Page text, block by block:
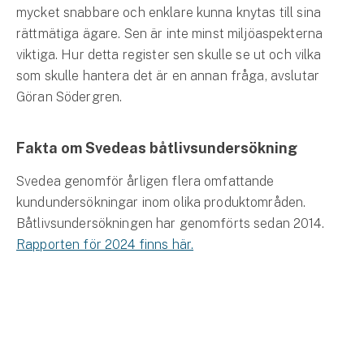
mycket snabbare och enklare kunna knytas till sina
rättmätiga ägare. Sen är inte minst miljöaspekterna
viktiga. Hur detta register sen skulle se ut och vilka
som skulle hantera det är en annan fråga, avslutar
Göran Södergren.
Fakta om Svedeas båtlivsundersökning
Svedea genomför årligen flera omfattande
kundundersökningar inom olika produktområden.
Båtlivsundersökningen har genomförts sedan 2014.
Rapporten för 2024 finns här.